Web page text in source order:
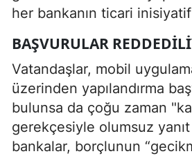
her bankanın ticari
BAŞVURULAR
Vatandaşlar, mobil
üzerinden yapılandırma
bulunsa da çoğu zaman
gerekçesiyle olumsuz yanıt
bankalar, borçlunun